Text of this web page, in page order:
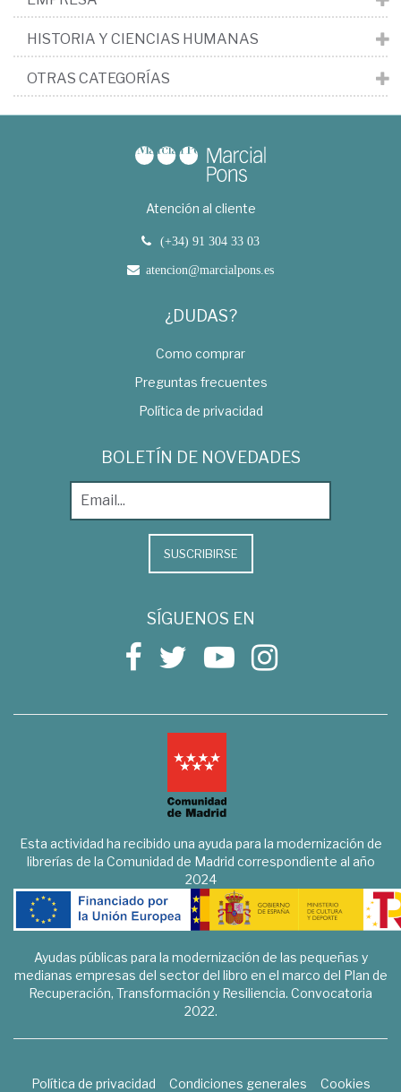
HISTORIA Y CIENCIAS HUMANAS
OTRAS CATEGORÍAS
Atención al cliente
(+34) 91 304 33 03
atencion@marcialpons.es
¿DUDAS?
Como comprar
Preguntas frecuentes
Política de privacidad
BOLETÍN DE NOVEDADES
SUSCRIBIRSE
SÍGUENOS EN
Esta actividad ha recibido una ayuda para la modernización de
librerías de la Comunidad de Madrid correspondiente al año
2024
Ayudas públicas para la modernización de las pequeñas y
medianas empresas del sector del libro en el marco del Plan de
Recuperación, Transformación y Resiliencia. Convocatoria
2022.
Política de privacidad Condiciones generales
Cookies